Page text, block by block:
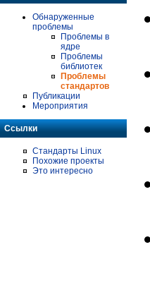
Обнаруженные
проблемы
Проблемы в
ядре
Проблемы
библиотек
Проблемы
стандартов
Публикации
Мероприятия
Ссылки
Стандарты Linux
Похожие проекты
Это интересно